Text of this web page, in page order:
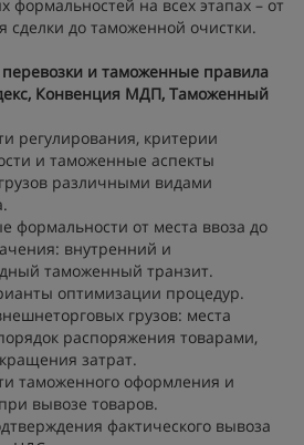
формальностей на всех этапах – от
сделки до таможенной очистки.
и таможенные правила
Конвенция МДП, Таможенный
регулирования, критерии
и таможенные аспекты
различными видами
формальности от места ввоза до
внутренний и
таможенный транзит.
оптимизации процедур.
грузов: места
распоряжения товарами,
затрат.
таможенного оформления и
вывозе товаров.
фактического вывоза